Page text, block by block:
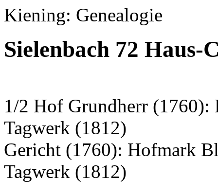
Kiening: Genealogie
Sielenbach 72
1/2 Hof Grundherr
Tagwerk (1812)
Gericht (1760): Hofmark
Tagwerk (1812)